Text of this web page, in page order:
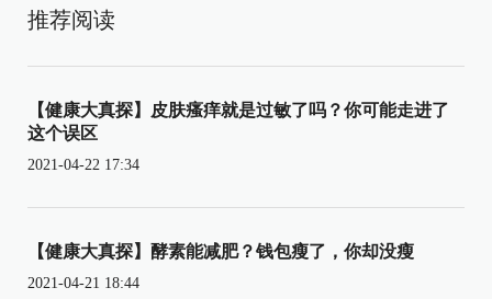
推荐阅读
【健康大真探】皮肤瘙痒就是过敏了吗？你可能走进了
这个误区
2021-04-22 17:34
【健康大真探】酵素能减肥？钱包瘦了，你却没瘦
2021-04-21 18:44